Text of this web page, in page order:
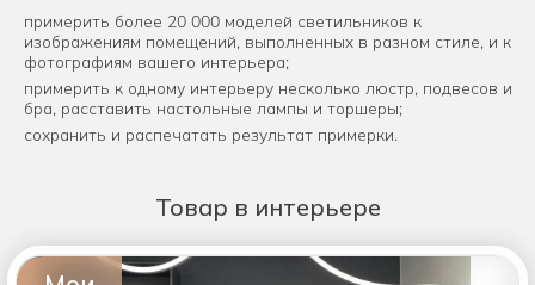
примерить более 20 000 моделей светильников к
изображениям помещений, выполненных в разном стиле, и к
фотографиям вашего интерьера;
примерить к одному интерьеру несколько люстр, подвесов и
бра, расставить настольные лампы и торшеры;
сохранить и распечатать результат примерки.
Товар в интерьере